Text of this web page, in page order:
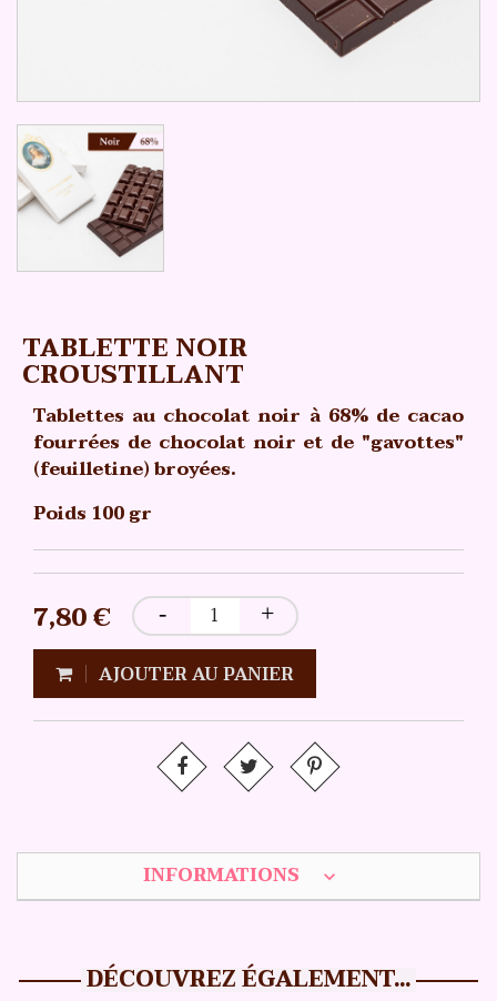
TABLETTE NOIR
CROUSTILLANT
Tablettes au chocolat noir à 68% de cacao
fourrées de chocolat noir et de "gavottes"
(feuilletine) broyées.
Poids 100 gr
7,80 €
AJOUTER AU PANIER
INFORMATIONS expand_more
DÉCOUVREZ ÉGALEMENT...